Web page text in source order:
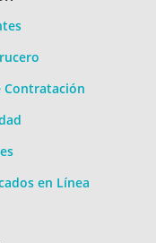
Contratación
en Línea